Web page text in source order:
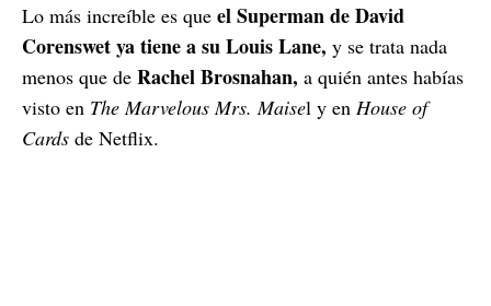
Lo más increíble es que el Superman de David
Corenswet ya tiene a su Louis Lane, y se trata nada
menos que de Rachel Brosnahan, a quién antes habías
visto en The Marvelous Mrs. Maisel y en House of
Cards de Netflix.